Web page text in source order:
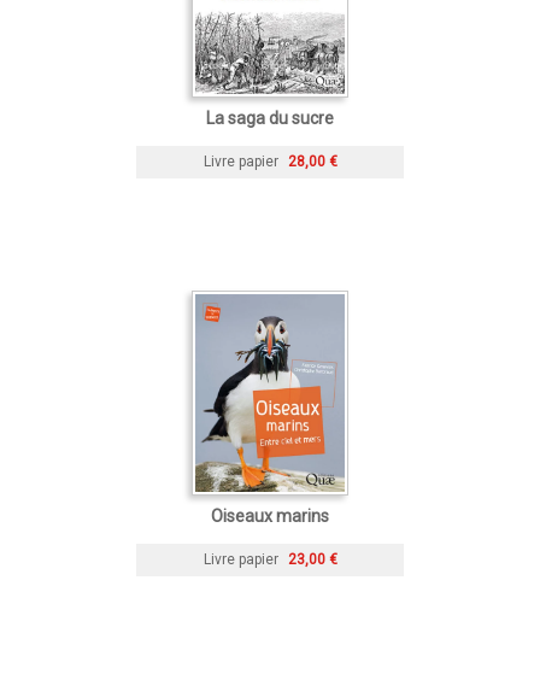
La saga du sucre
Livre papier 28,00 €
Oiseaux marins
Livre papier 23,00 €